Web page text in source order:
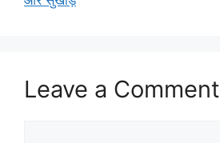
Leave a Comment